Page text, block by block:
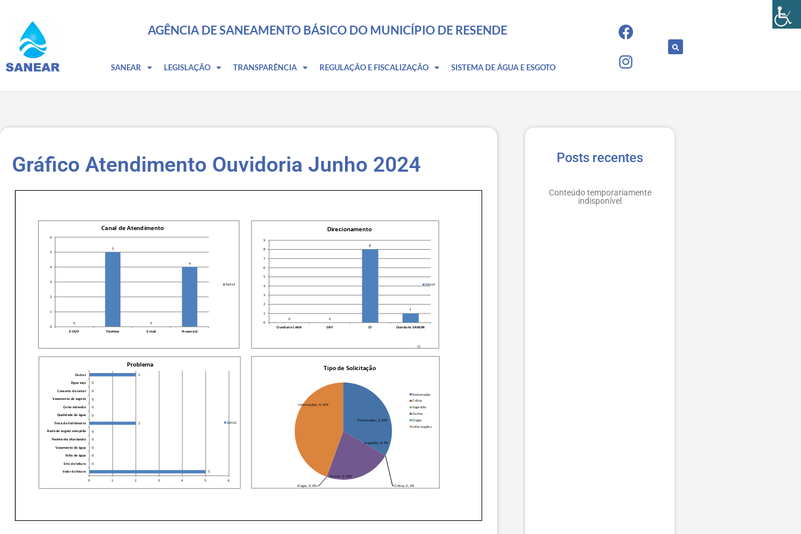
AGÊNCIA DE SANEAMENTO BÁSICO DO MUNICÍPIO DE RESENDE
SANEAR LEGISLAÇÃO TRANSPARÊNCIA REGULAÇÃO E FISCALIZAÇÃO SISTEMA DE ÁGUA E ESGOTO
Gráfico Atendimento Ouvidoria Junho 2024 Posts recentes
Conteúdo temporariamente
indisponível